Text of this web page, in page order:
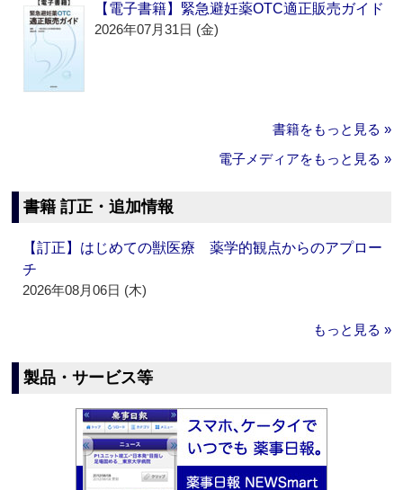
【電子書籍】緊急避妊薬OTC適正販売ガイド
2026年07月31日 (金)
書籍をもっと見る »
電子メディアをもっと見る »
書籍 訂正・追加情報
【訂正】はじめての獣医療 薬学的観点からのアプロー
チ
2026年08月06日 (木)
もっと見る »
製品・サービス等